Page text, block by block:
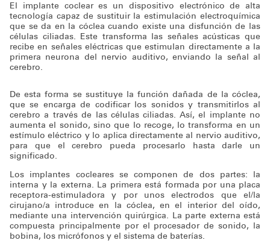
El implante coclear es un dispositivo electrónico de alta
tecnología capaz de sustituir la estimulación electroquímica
que se da en la cóclea cuando existe una disfunción de las
células ciliadas. Este transforma las señales acústicas que
recibe en señales eléctricas que estimulan directamente a la
primera neurona del nervio auditivo, enviando la señal al
cerebro.
De esta forma se sustituye la función dañada de la cóclea,
que se encarga de codificar los sonidos y transmitirlos al
cerebro a través de las células ciliadas. Así, el implante no
aumenta el sonido, sino que lo recoge, lo transforma en un
estímulo eléctrico y lo aplica directamente al nervio auditivo,
para que el cerebro pueda procesarlo hasta darle un
significado.
Los implantes cocleares se componen de dos partes: la
interna y la externa. La primera está formada por una placa
receptora-estimuladora y por unos electrodos que el/la
cirujano/a introduce en la cóclea, en el interior del oído,
mediante una intervención quirúrgica. La parte externa está
compuesta principalmente por el procesador de sonido, la
bobina, los micrófonos y el sistema de baterías.